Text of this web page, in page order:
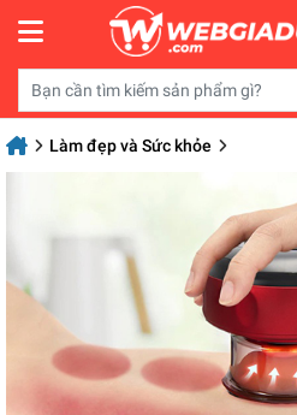
Làm đẹp và Sức khỏe